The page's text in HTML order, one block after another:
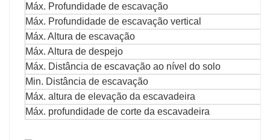
Máx. Profundidade de escavação
Máx. Profundidade de escavação vertical
Máx. Altura de escavação
Máx. Altura de despejo
Máx. Distância de escavação ao nível do solo
Min. Distância de escavação
Máx. altura de elevação da escavadeira
Máx. profundidade de corte da escavadeira